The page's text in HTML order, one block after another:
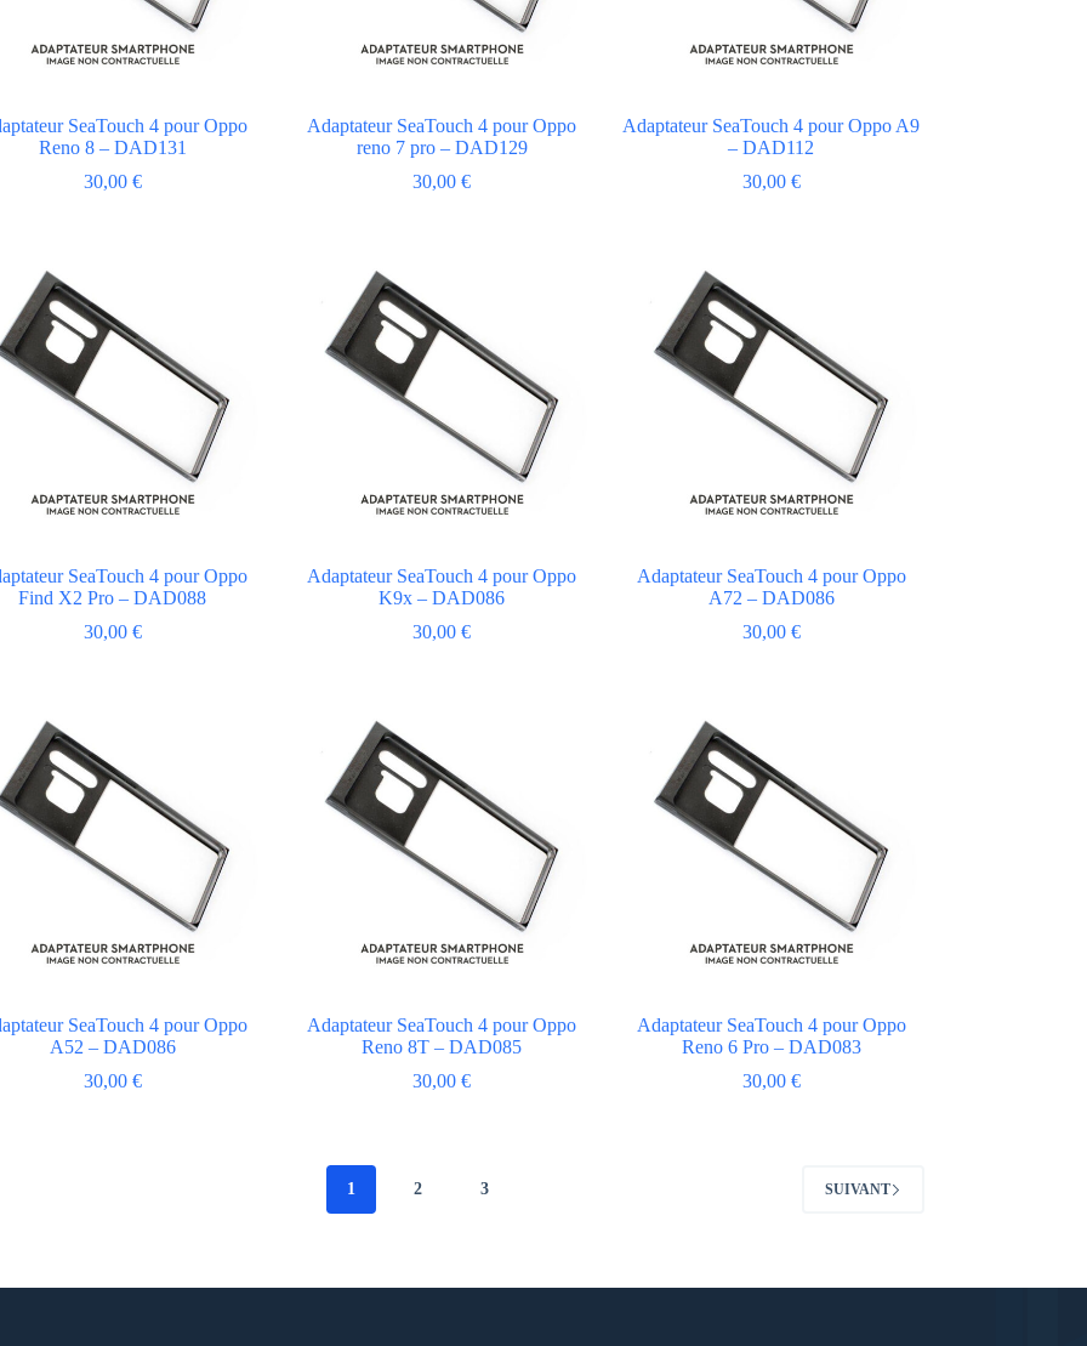
SeaTouch 4 pour Oppo
Reno 8 – DAD131
30,00 €
Adaptateur SeaTouch 4 pour Oppo
reno 7 pro – DAD129
30,00€
Adaptateur SeaTouch 4 pour Oppo A9
– DAD112
30,00 €
SeaTouch 4 pour Oppo
Find X2 Pro – DAD088
30,00 €
Adaptateur SeaTouch 4 pour Oppo
K9x – DAD086
30,00€
Adaptateur SeaTouch 4 pour Oppo
A72 – DAD086
30,00 €
SeaTouch 4 pour Oppo
A52 – DAD086
30,00 €
Adaptateur SeaTouch 4 pour Oppo
Reno 8T – DAD085
30,00€
Adaptateur SeaTouch 4 pour Oppo
Reno 6 Pro – DAD083
30,00 €
1 2 3 SUIVANT